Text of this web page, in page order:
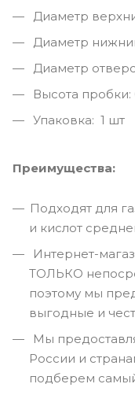
Диаметр
Диаметр
Диаметр
Высота
Упаковка: 1 шт
Преимущества:
Подходят для
и кислот
Интернет-
ТОЛЬКО
поэтому мы
выгодные и
Мы
России и
подберем